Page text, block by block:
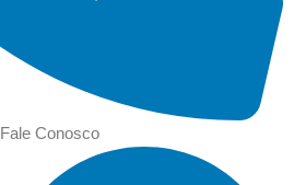
Fale Conosco